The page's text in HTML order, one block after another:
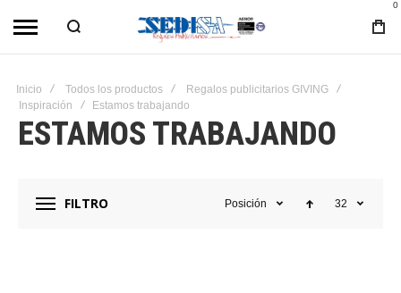
0
Inicio Todos los productos
Regalos publicitarios GIVING
Inspiración
Estamos trabajando
ESTAMOS TRABAJANDO
FILTRO Posición 32